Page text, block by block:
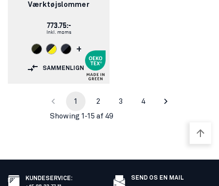
Værktøjslommer
773.75:-
Inkl. moms
+
SAMMENLIGN
1 2 3 4
Showing 1-15 af 49
KUNDESERVICE: SEND OS EN MAIL